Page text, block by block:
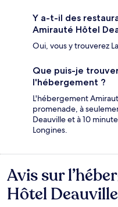
Y a-t-il des
Amirauté Hôtel
Oui, vous y trouverez
Que puis-je
l'hébergement ?
L'hébergement
promenade, à
Deauville et à 10
Longines.
Avis
Avis sur
Hôtel Deauville